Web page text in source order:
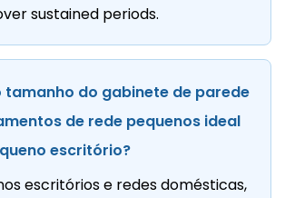
sustained periods.
tamanho do gabinete de parede
de rede pequenos ideal
escritório?
escritórios e redes domésticas,